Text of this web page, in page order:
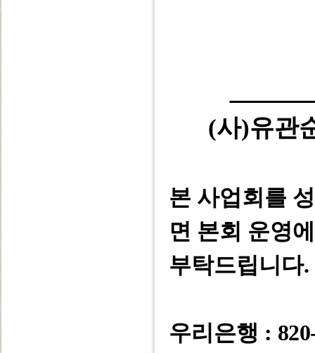
(사)유관
본 사업회를
면 본회 운영
부탁드립니다.
우리은행 :